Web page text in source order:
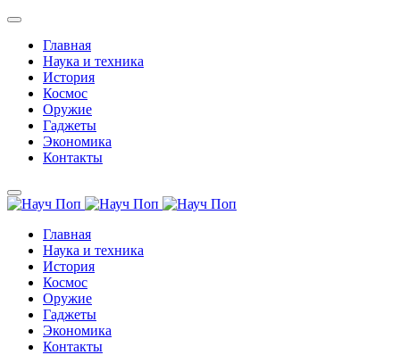
Главная
Наука и техника
История
Космос
Оружие
Гаджеты
Экономика
Контакты
Главная
Наука и техника
История
Космос
Оружие
Гаджеты
Экономика
Контакты